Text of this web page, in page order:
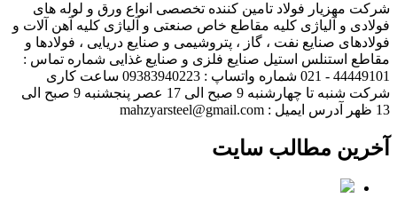
شرکت مهزیار فولاد تامین کننده تخصصی انواع ورق و لوله های
فولادی و آلیاژی کلیه مقاطع خاص صنعتی و آلیاژی کلیه آهن آلات و
فولادهای صنایع نفت ، گاز ، پتروشیمی و صنایع دریایی ، فولادها و
مقاطع استنلس استیل صنایع فلزی و صنایع غذایی شماره تماس :
44449101 - 021 شماره واتساپ : 09383940223 ساعت کاری
شرکت شنبه تا چهارشنبه 9 صبح الی 17 عصر پنجشنبه 9 صبح الی
13 ظهر آدرس ایمیل : mahzyarsteel@gmail.com
آخرین مطالب سایت